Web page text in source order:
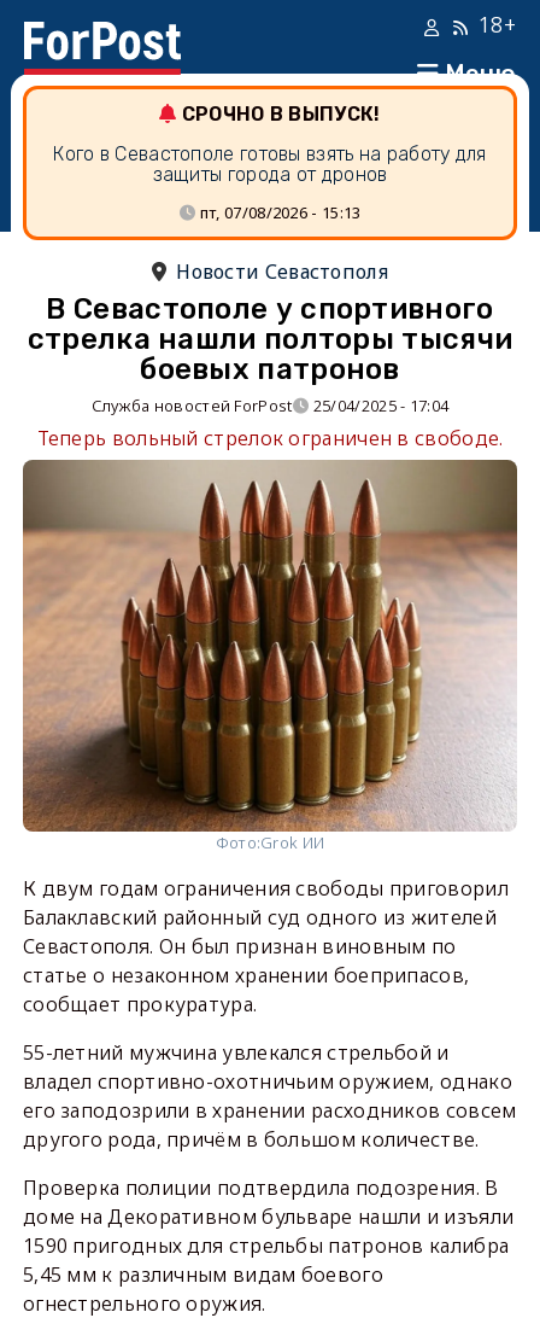
Меню
18+
СРОЧНО В ВЫПУСК!
Кого в Севастополе готовы взять на работу для
защиты города от дронов
пт, 07/08/2026 - 15:13
Новости Севастополя
В Севастополе у спортивного
стрелка нашли полторы тысячи
боевых патронов
Служба новостей ForPost 25/04/2025 - 17:04
Теперь вольный стрелок ограничен в свободе.
Фото:Grok ИИ
К двум годам ограничения свободы приговорил
Балаклавский районный суд одного из жителей
Севастополя. Он был признан виновным по
статье о незаконном хранении боеприпасов,
сообщает прокуратура.
55-летний мужчина увлекался стрельбой и
владел спортивно-охотничьим оружием, однако
его заподозрили в хранении расходников совсем
другого рода, причём в большом количестве.
Проверка полиции подтвердила подозрения. В
доме на Декоративном бульваре нашли и изъяли
1590 пригодных для стрельбы патронов калибра
5,45 мм к различным видам боевого
огнестрельного оружия.